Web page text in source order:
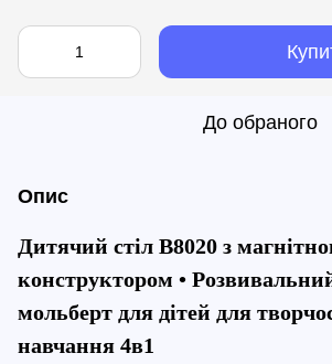
До обраного
Опис
Дитячий стіл B8020 з
конструктором •
мольберт для дітей для
навчання 4в1